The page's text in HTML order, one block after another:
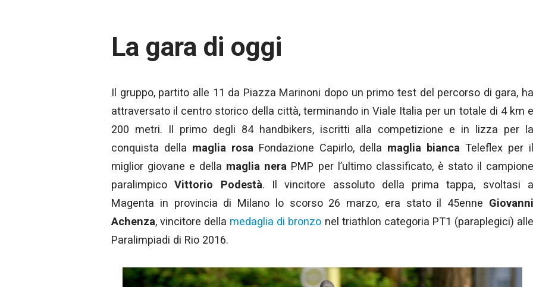
La gara di oggi
Il gruppo, partito alle 11 da Piazza Marinoni dopo un primo test del percorso di gara, ha
attraversato il centro storico della città, terminando in Viale Italia per un totale di 4 km e
200 metri. Il primo degli 84 handbikers, iscritti alla competizione e in lizza per la
conquista della maglia rosa Fondazione Capirlo, della maglia bianca Teleflex per
miglior giovane e della maglia nera PMP per l’ultimo classificato, è stato il
paralimpicoVittorio Podestà. Il vincitore assoluto della prima tappa, svoltasi
Magenta in provincia di Milano lo scorso 26 marzo, era stato il 45enne Giovanni
Achenza, vincitore della medaglia di bronzo nel triathlon categoria PT1 (paraplegici)
Paralimpiadi di Rio 2016.